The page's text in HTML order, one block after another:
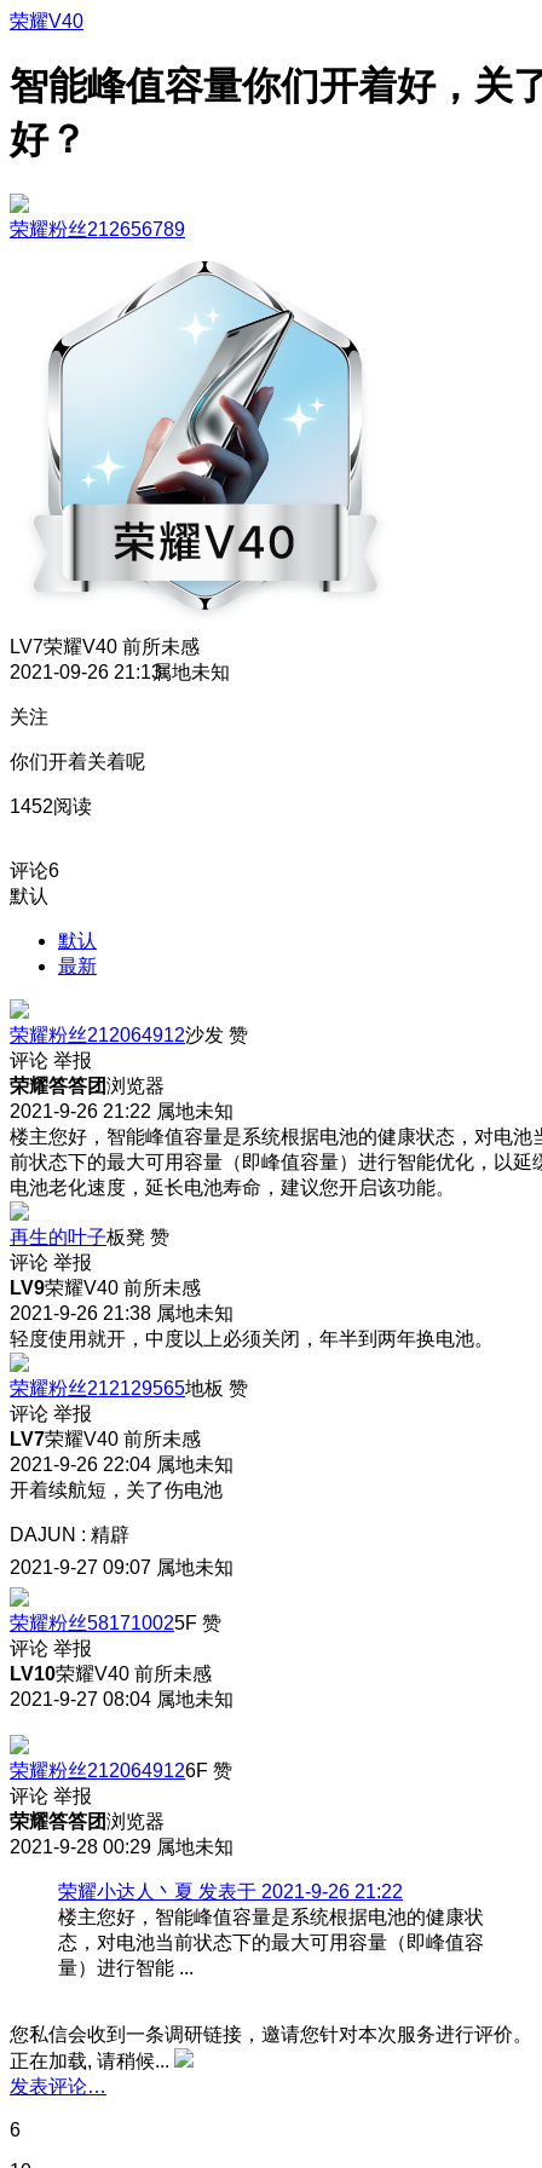
荣耀V40
智能峰值容量你们开着好，关
好？
荣耀粉丝212656789
LV7荣耀V40 前所未感
2021-09-26 21:13属地未知
关注
你们开着关着呢
1452阅读
评论6
默认
默认
最新
荣耀粉丝212064912沙发 赞
评论 举报
荣耀答答团浏览器
2021-9-26 21:22 属地未知
楼主您好，智能峰值容量是系统根据电池的健康状态，对电池
前状态下的最大可用容量（即峰值容量）进行智能优化，以延
电池老化速度，延长电池寿命，建议您开启该功能。
再生的叶子板凳 赞
评论 举报
LV9荣耀V40 前所未感
2021-9-26 21:38 属地未知
轻度使用就开，中度以上必须关闭，年半到两年换电池。
荣耀粉丝212129565地板 赞
评论 举报
LV7荣耀V40 前所未感
2021-9-26 22:04 属地未知
开着续航短，关了伤电池
DAJUN : 精辟
2021-9-27 09:07 属地未知
荣耀粉丝581710025F 赞
评论 举报
LV10荣耀V40 前所未感
2021-9-27 08:04 属地未知
荣耀粉丝2120649126F 赞
评论 举报
荣耀答答团浏览器
2021-9-28 00:29 属地未知
荣耀小达人丶夏 发表于 2021-9-26 21:22
楼主您好，智能峰值容量是系统根据电池的健康状
态，对电池当前状态下的最大可用容量（即峰值容
量）进行智能 ...
您私信会收到一条调研链接，邀请您针对本次服务进行评价。
正在加载, 请稍候...
发表评论…
6